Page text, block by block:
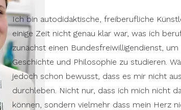
Ich bin autodidaktische, freiberufliche
einige Zeit nicht genau klar war, was ich
zunächst einen Bundesfreiwilligendienst,
Geschichte und Philosophie zu studieren.
jedoch schon bewusst, dass es mir nicht
durchleben. Nicht nur, dass ich mich nicht
können, sondern vielmehr dass mein Herz